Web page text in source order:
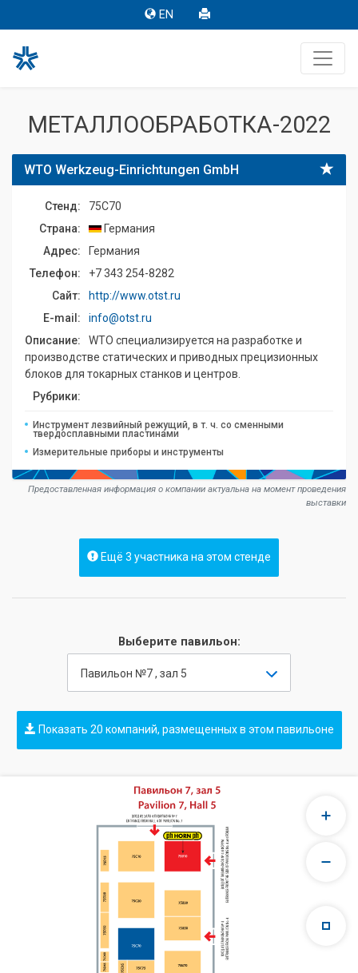
EN
МЕТАЛЛООБРАБОТКА-2022
WTO Werkzeug-Einrichtungen GmbH
Стенд:
75C70
Страна:
Германия
Адрес:
Германия
Телефон:
+7 343 254-8282
Сайт:
http://www.otst.ru
E-mail:
info@otst.ru
Описание:
WTO специализируется на разработке и
производстве статических и приводных прецизионных
блоков для токарных станков и центров.
Рубрики:
Инструмент лезвийный режущий, в т. ч. со сменными
твердосплавными пластинами
Измерительные приборы и инструменты
Предоставленная информация о компании актуальна на момент проведения
выставки
Ещё 3 участника на этом стенде
Выберите павильон:
Павильон №7 , зал 5
Показать 20 компаний, размещенных в этом павильоне